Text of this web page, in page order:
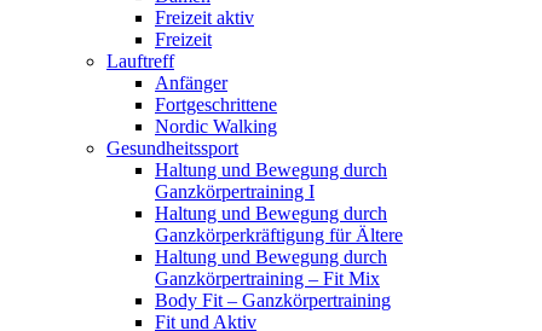
Freizeit aktiv
Freizeit
Lauftreff
Anfänger
Fortgeschrittene
Nordic Walking
Gesundheitssport
Haltung und Bewegung durch
Ganzkörpertraining I
Haltung und Bewegung durch
Ganzkörperkräftigung für Ältere
Haltung und Bewegung durch
Ganzkörpertraining – Fit Mix
Body Fit – Ganzkörpertraining
Fit und Aktiv